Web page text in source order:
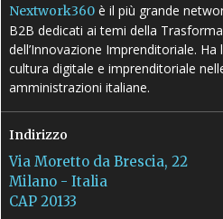
Nextwork360 è il più grande
B2B dedicati ai temi della
dell’Innovazione Imprenditoriale.
cultura digitale e imprenditoriale
amministrazioni italiane.
Indirizzo
Via Moretto da Brescia, 22
Milano - Italia
CAP 20133